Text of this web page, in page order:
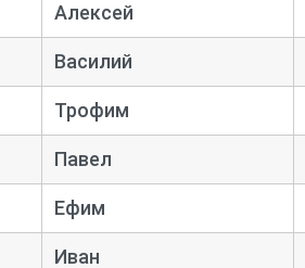
Алексей
Василий
Трофим
Павел
Ефим
Иван